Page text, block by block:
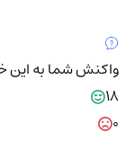
واکنش شما به این
18